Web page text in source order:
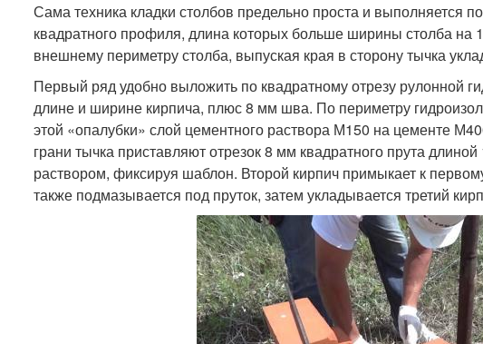
Сама техника кладки столбов предельно проста и
квадратного профиля, длина которых больше ширины столба на
внешнему периметру столба, выпуская края в сторону тычка
Первый ряд удобно выложить по квадратному отрезу рулонной
длине и ширине кирпича, плюс 8 мм шва. По периметру
этой «опалубки» слой цементного раствора М150 на цементе
грани тычка приставляют отрезок 8 мм квадратного прута
раствором, фиксируя шаблон. Второй кирпич примыкает к
также подмазывается под пруток, затем укладывается третий